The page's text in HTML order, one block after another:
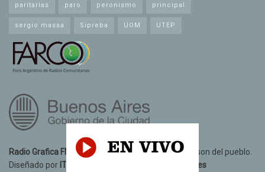
paritarias paro peronismo principal
sergio massa Sipreba UOM UTEP
Radio Grafica FM 89.3© 2021. Todos los derechos son del pueblo.
Diseñado por IT10 Informatica y Telecomunicaciones